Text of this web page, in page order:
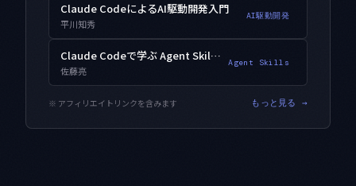
Claude CodeによるAI駆動開発入門
平川知秀
AI駆動開発
Claude Codeで学ぶ Agent Skills入門
佐藤亮
Agent Skills
※ アフィリエイトリンクを含みます もっと見る →